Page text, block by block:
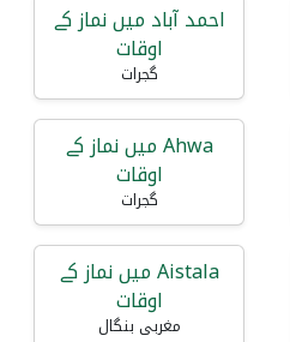
احمد آباد میں نماز کے
اوقات
گجرات
Ahwa میں نماز کے
اوقات
گجرات
Aistala میں نماز کے
اوقات
مغربی بنگال